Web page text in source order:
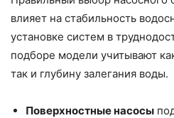
влияет на стабильность
установке систем в
подборе модели учитывают
так и глубину залегания воды.
Поверхностные насосы